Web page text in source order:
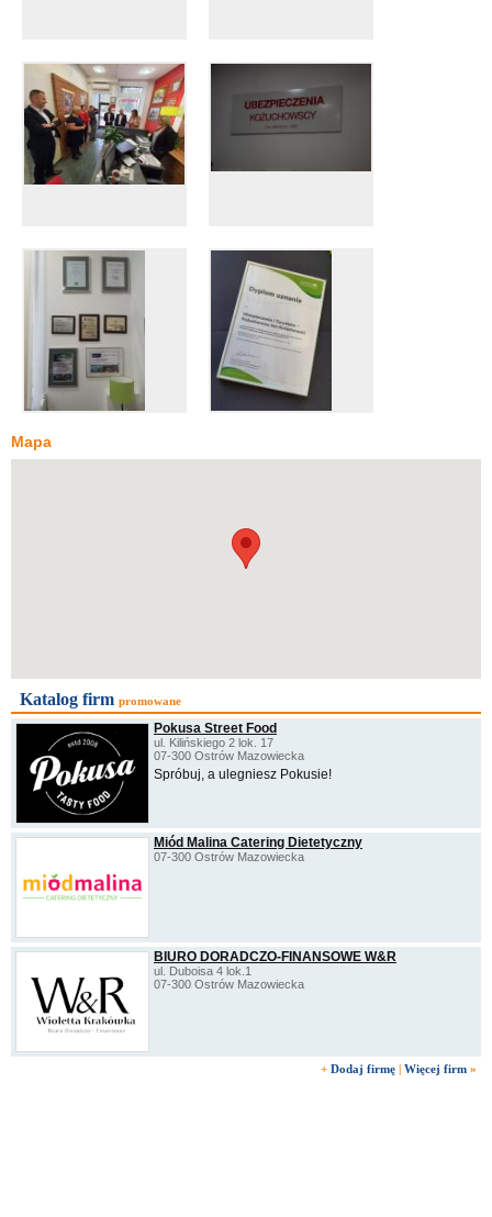
Mapa
Katalog firm promowane
Pokusa Street Food
ul. Kilińskiego 2 lok. 17
07-300 Ostrów Mazowiecka
Spróbuj, a ulegniesz Pokusie!
Miód Malina Catering Dietetyczny
07-300 Ostrów Mazowiecka
BIURO DORADCZO-FINANSOWE W&R
ul. Duboisa 4 lok.1
07-300 Ostrów Mazowiecka
+ Dodaj firmę | Więcej firm »